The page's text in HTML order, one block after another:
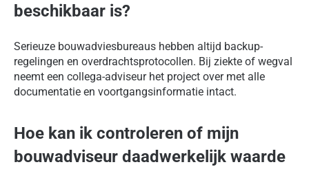
beschikbaar is?
Serieuze bouwadviesbureaus hebben altijd backup-
regelingen en overdrachtsprotocollen. Bij ziekte of wegval
neemt een collega-adviseur het project over met alle
documentatie en voortgangsinformatie intact.
Hoe kan ik controleren of mijn
bouwadviseur daadwerkelijk waarde